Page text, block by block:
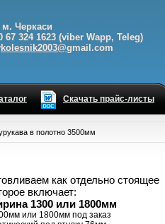
м. Черкаси
67 324 1623 (viber Wapp, Teleg)
kolesnik2003@gmail.com
Скачать прайс-листы
в полотно 3500мм
как отдельно стоящее
включает:
1300 или 1800мм
или 1800мм под заказ